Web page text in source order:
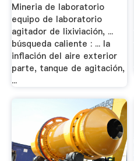
Mineria de laboratorio
equipo de laboratorio
agitador de lixiviación, ...
búsqueda caliente : ... la
inflación del aire exterior
parte, tanque de agitación,
...